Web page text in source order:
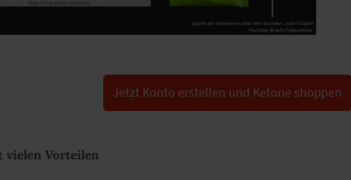
Jetzt Konto erstellen und Ketone shoppen
vielen Vorteilen